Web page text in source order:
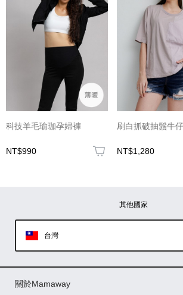
(圖片格式限jpg、jpeg)
科技羊毛瑜珈孕婦褲
NT$990
刷白抓破抽鬚牛
NT$1,280
其他國家
台灣
印尼
關於Mamaway